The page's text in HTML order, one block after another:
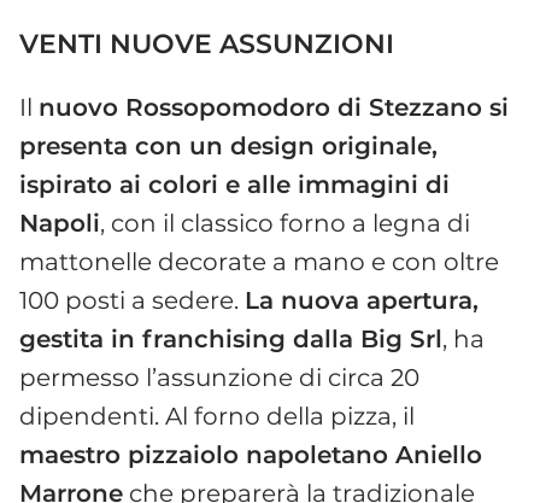
VENTI NUOVE ASSUNZIONI
Il nuovo Rossopomodoro di Stezzano si
presenta con un design originale,
ispirato ai colori e alle immagini di
Napoli, con il classico forno a legna di
mattonelle decorate a mano e con oltre
100 posti a sedere. La nuova apertura,
gestita in franchising dalla Big Srl, ha
permesso l’assunzione di circa 20
dipendenti. Al forno della pizza, il
maestro pizzaiolo napoletano Aniello
Marrone che preparerà la tradizionale